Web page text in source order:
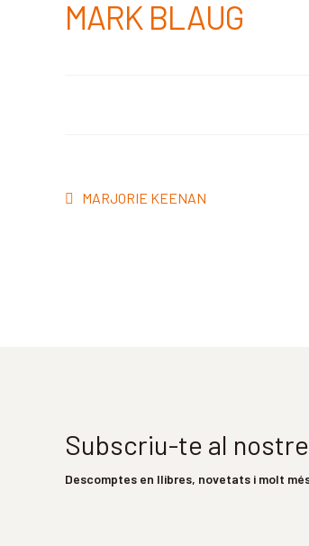
MARK BLAUG
Navegació
Entrada
MARJORIE KEENAN
Subscriu-te al
Descomptes en llibres, novetats i molt